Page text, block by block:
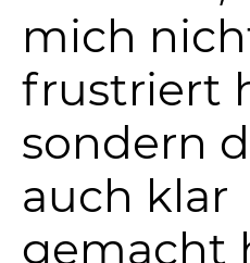
mich
frustriert
sondern
auch klar
gemacht